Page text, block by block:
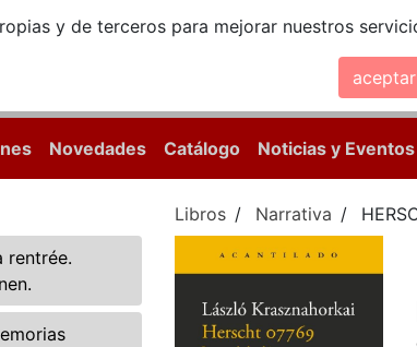
y de terceros para mejorar nuestros
aceptar
Novedades Catálogo Noticias y Eventos
rentrée.
Libros Narrativa